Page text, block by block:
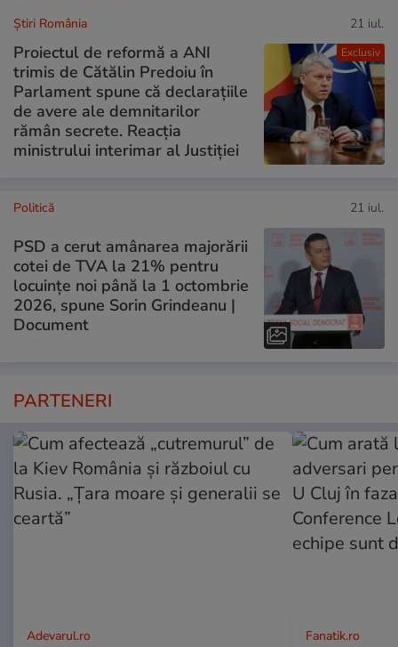
Exclusiv
Știri România 21 iul.
Proiectul de reformă a ANI
trimis de Cătălin Predoiu în
Parlament spune că declarațiile
de avere ale demnitarilor
rămân secrete. Reacția
ministrului interimar al Justiției
Politică 21 iul.
PSD a cerut amânarea majorării
cotei de TVA la 21% pentru
locuințe noi până la 1 octombrie
2026, spune Sorin Grindeanu |
Document
PARTENERI
Adevarul.ro Fanatik.ro